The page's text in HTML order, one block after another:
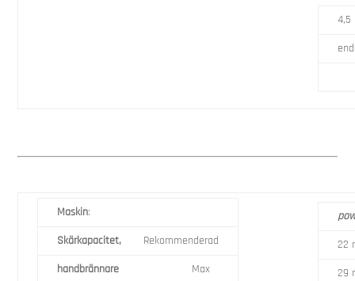
4,5
Maskin:
Skärkapacitet, Rekommenderad
handbrännare
Max
22
29